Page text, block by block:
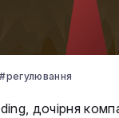
#регулювання
дочірня